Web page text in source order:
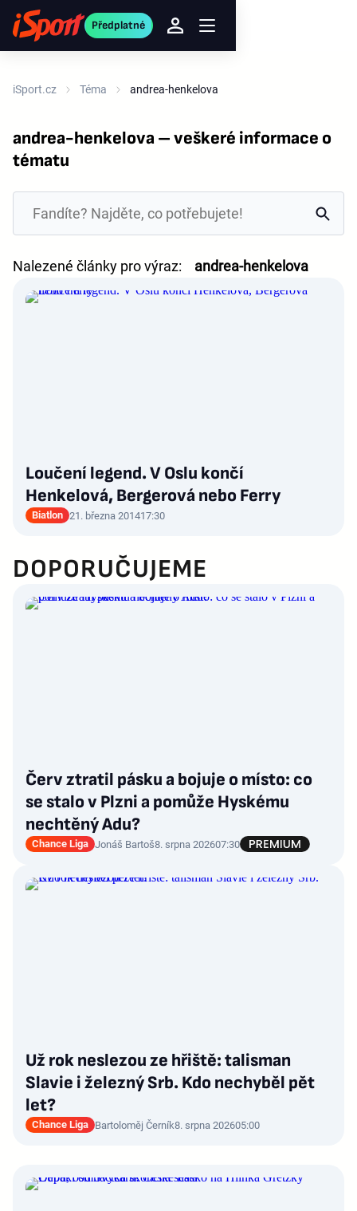
Předplatné
iSport.cz Téma andrea-henkelova
andrea-henkelova – veškeré informace o
tématu
Nalezené články pro výraz: andrea-henkelova
Loučení legend. V Oslu končí
Henkelová, Bergerová nebo Ferry
Biatlon 21. března 201417:30
DOPORUČUJEME
Červ ztratil pásku a bojuje o místo: co
se stalo v Plzni a pomůže Hyskému
nechtěný Adu?
Chance Liga Jonáš Bartoš8. srpna 202607:30
Už rok neslezou ze hřiště: talisman
Slavie i železný Srb. Kdo nechyběl pět
let?
Chance Liga Bartoloměj Černík8. srpna 202605:00